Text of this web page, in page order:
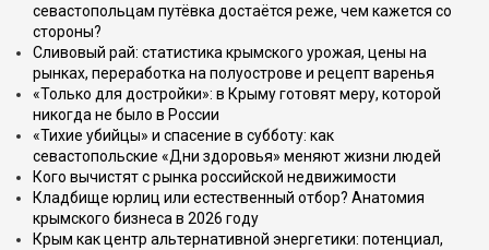
севастопольцам путёвка достаётся реже, чем кажется со
стороны?
Сливовый рай: статистика крымского урожая, цены на
рынках, переработка на полуострове и рецепт варенья
«Только для достройки»: в Крыму готовят меру, которой
никогда не было в России
«Тихие убийцы» и спасение в субботу: как
севастопольские «Дни здоровья» меняют жизни людей
Кого вычистят с рынка российской недвижимости
Кладбище юрлиц или естественный отбор? Анатомия
крымского бизнеса в 2026 году
Крым как центр альтернативной энергетики: потенциал,